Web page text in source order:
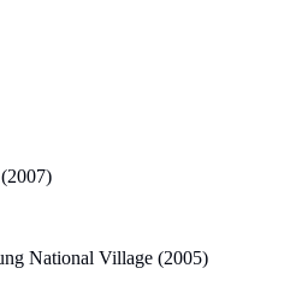
National Village (2005)